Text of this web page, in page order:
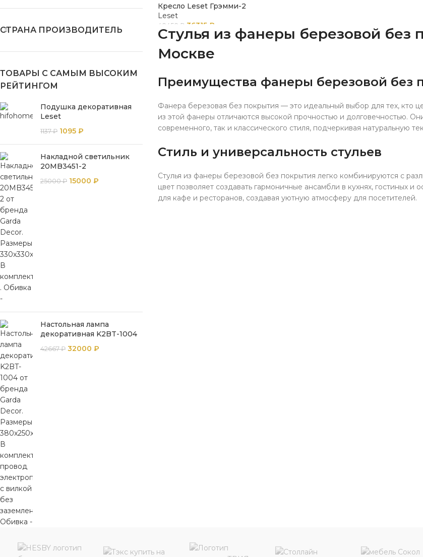
СТРАНА ПРОИЗВОДИТЕЛЬ
ТОВАРЫ С САМЫМ ВЫСОКИМ
РЕЙТИНГОМ
Подушка декоративная
Leset
1137₽ 1095 ₽
Накладной светильник
20MB3451-2
25000₽ 15000 ₽
Настольная лампа
декоративная K2BT-1004
42667₽ 32000 ₽
Кресло Leset Грэмми-2
Leset
40450 ₽ 36315 ₽
Стулья из фанеры березовой без
Москве
Преимущества фанеры березовой без
Фанера березовая без покрытия — это идеальный выбор для тех, кто
из этой фанеры отличаются высокой прочностью и долговечностью.
современного, так и классического стиля, подчеркивая натуральную
Стиль и универсальность стульев
Стулья из фанеры березовой без покрытия легко комбинируются с
цвет позволяет создавать гармоничные ансамбли в кухнях, гостиных и
для кафе и ресторанов, создавая уютную атмосферу для посетителей.